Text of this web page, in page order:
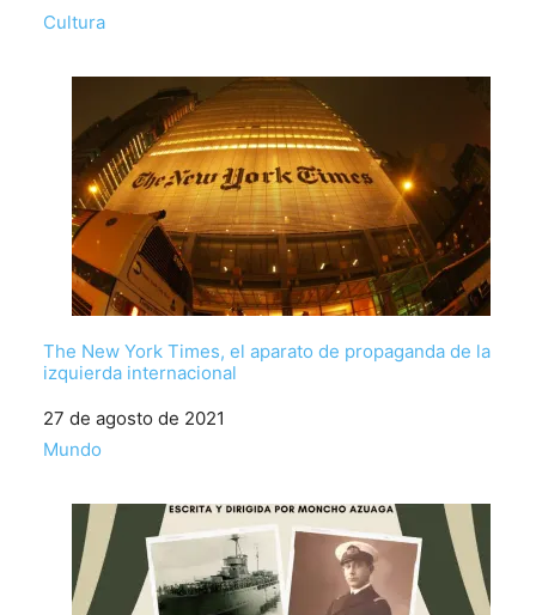
Respecto a
Cultura
The New York Times, el aparato de propaganda de la
izquierda internacional
Fecha
27 de agosto de 2021
Respecto a
Mundo